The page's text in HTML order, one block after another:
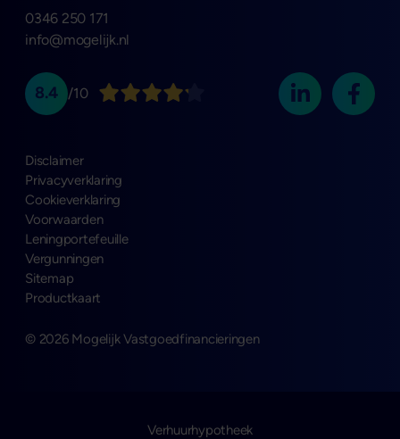
0346 250 171
info@mogelijk.nl
8.4 /10
© 2026 Mogelijk Vastgoedfinancieringen
Disclaimer
Privacyverklaring
Cookieverklaring
Voorwaarden
Leningportefeuille
Vergunningen
Sitemap
Productkaart
Verhuurhypotheek